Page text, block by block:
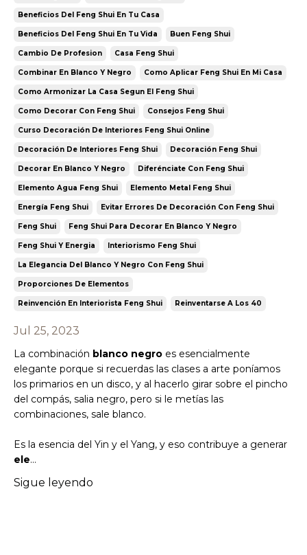
Beneficios Del Feng Shui En Tu Casa
Beneficios Del Feng Shui En Tu Vida Buen Feng Shui
Cambio De Profesion Casa Feng Shui
Combinar En Blanco Y Negro Como Aplicar Feng Shui En Mi Casa
Como Armonizar La Casa Segun El Feng Shui
Como Decorar Con Feng Shui Consejos Feng Shui
Curso Decoración De Interiores Feng Shui Online
Decoración De Interiores Feng Shui Decoración Feng Shui
Decorar En Blanco Y Negro Diferénciate Con Feng Shui
Elemento Agua Feng Shui Elemento Metal Feng Shui
Energía Feng Shui Evitar Errores De Decoración Con Feng Shui
Feng Shui Feng Shui Para Decorar En Blanco Y Negro
Feng Shui Y Energia Interiorismo Feng Shui
La Elegancia Del Blanco Y Negro Con Feng Shui
Proporciones De Elementos
Reinvención En Interiorista Feng Shui Reinventarse A Los 40
Jul 25, 2023
La combinación blanco negro es esencialmente
elegante porque si recuerdas las clases a arte poníamos
los primarios en un disco, y al hacerlo girar sobre el pincho
del compás, salia negro, pero si le metías las
combinaciones, sale blanco.
Es la esencia del Yin y el Yang, y eso contribuye a generar
ele...
Sigue leyendo